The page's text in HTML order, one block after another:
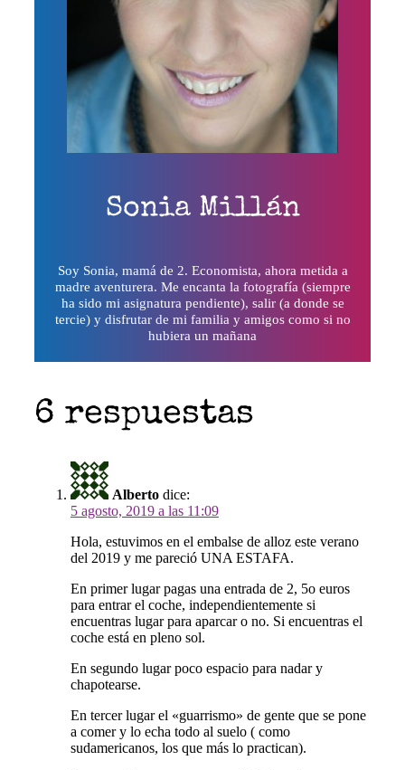
Sonia Millán
Soy Sonia, mamá de 2. Economista, ahora metida a
madre aventurera. Me encanta la fotografía (siempre
ha sido mi asignatura pendiente), salir (a donde se
tercie) y disfrutar de mi familia y amigos como si no
hubiera un mañana
6 respuestas
Alberto dice:
5 agosto, 2019 a las 11:09
Hola, estuvimos en el embalse de alloz este verano
del 2019 y me pareció UNA ESTAFA.
En primer lugar pagas una entrada de 2, 5o euros
para entrar el coche, independientemente si
encuentras lugar para aparcar o no. Si encuentras el
coche está en pleno sol.
En segundo lugar poco espacio para nadar y
chapotearse.
En tercer lugar el «guarrismo» de gente que se pone
a comer y lo echa todo al suelo ( como
sudamericanos, los que más lo practican).